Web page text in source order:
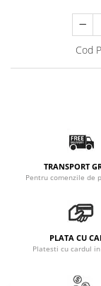
Cod
TRANSPORT
Pentru comenzile de
PLATA CU
Platesti cu cardul